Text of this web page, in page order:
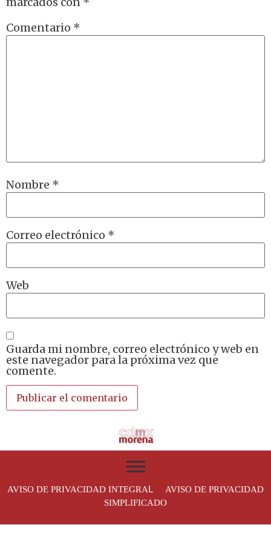
Comentario *
Nombre *
Correo electrónico *
Web
Guarda mi nombre, correo electrónico y web en
este navegador para la próxima vez que
comente.
AVISO DE PRIVACIDAD INTEGRAL AVISO DE PRIVACIDAD
SIMPLIFICADO